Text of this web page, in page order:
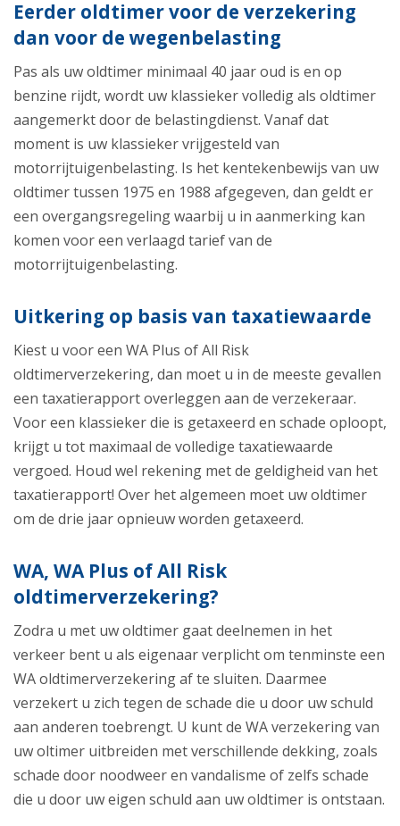
Eerder oldtimer voor de verzekering
dan voor de wegenbelasting
Pas als uw oldtimer minimaal 40 jaar oud is en op
benzine rijdt, wordt uw klassieker volledig als oldtimer
aangemerkt door de belastingdienst. Vanaf dat
moment is uw klassieker vrijgesteld van
motorrijtuigenbelasting. Is het kentekenbewijs van uw
oldtimer tussen 1975 en 1988 afgegeven, dan geldt er
een overgangsregeling waarbij u in aanmerking kan
komen voor een verlaagd tarief van de
motorrijtuigenbelasting.
Uitkering op basis van taxatiewaarde
Kiest u voor een WA Plus of All Risk
oldtimerverzekering, dan moet u in de meeste gevallen
een taxatierapport overleggen aan de verzekeraar.
Voor een klassieker die is getaxeerd en schade oploopt,
krijgt u tot maximaal de volledige taxatiewaarde
vergoed. Houd wel rekening met de geldigheid van het
taxatierapport! Over het algemeen moet uw oldtimer
om de drie jaar opnieuw worden getaxeerd.
WA, WA Plus of All Risk
oldtimerverzekering?
Zodra u met uw oldtimer gaat deelnemen in het
verkeer bent u als eigenaar verplicht om tenminste een
WA oldtimerverzekering af te sluiten. Daarmee
verzekert u zich tegen de schade die u door uw schuld
aan anderen toebrengt. U kunt de WA verzekering van
uw oltimer uitbreiden met verschillende dekking, zoals
schade door noodweer en vandalisme of zelfs schade
die u door uw eigen schuld aan uw oldtimer is ontstaan.